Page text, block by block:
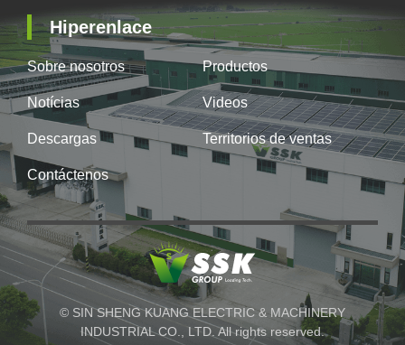
Hiperenlace
Sobre nosotros Productos
Notícias Videos
Descargas Territorios de ventas
Contáctenos
© SIN SHENG KUANG ELECTRIC & MACHINERY
INDUSTRIAL CO., LTD. All rights reserved.